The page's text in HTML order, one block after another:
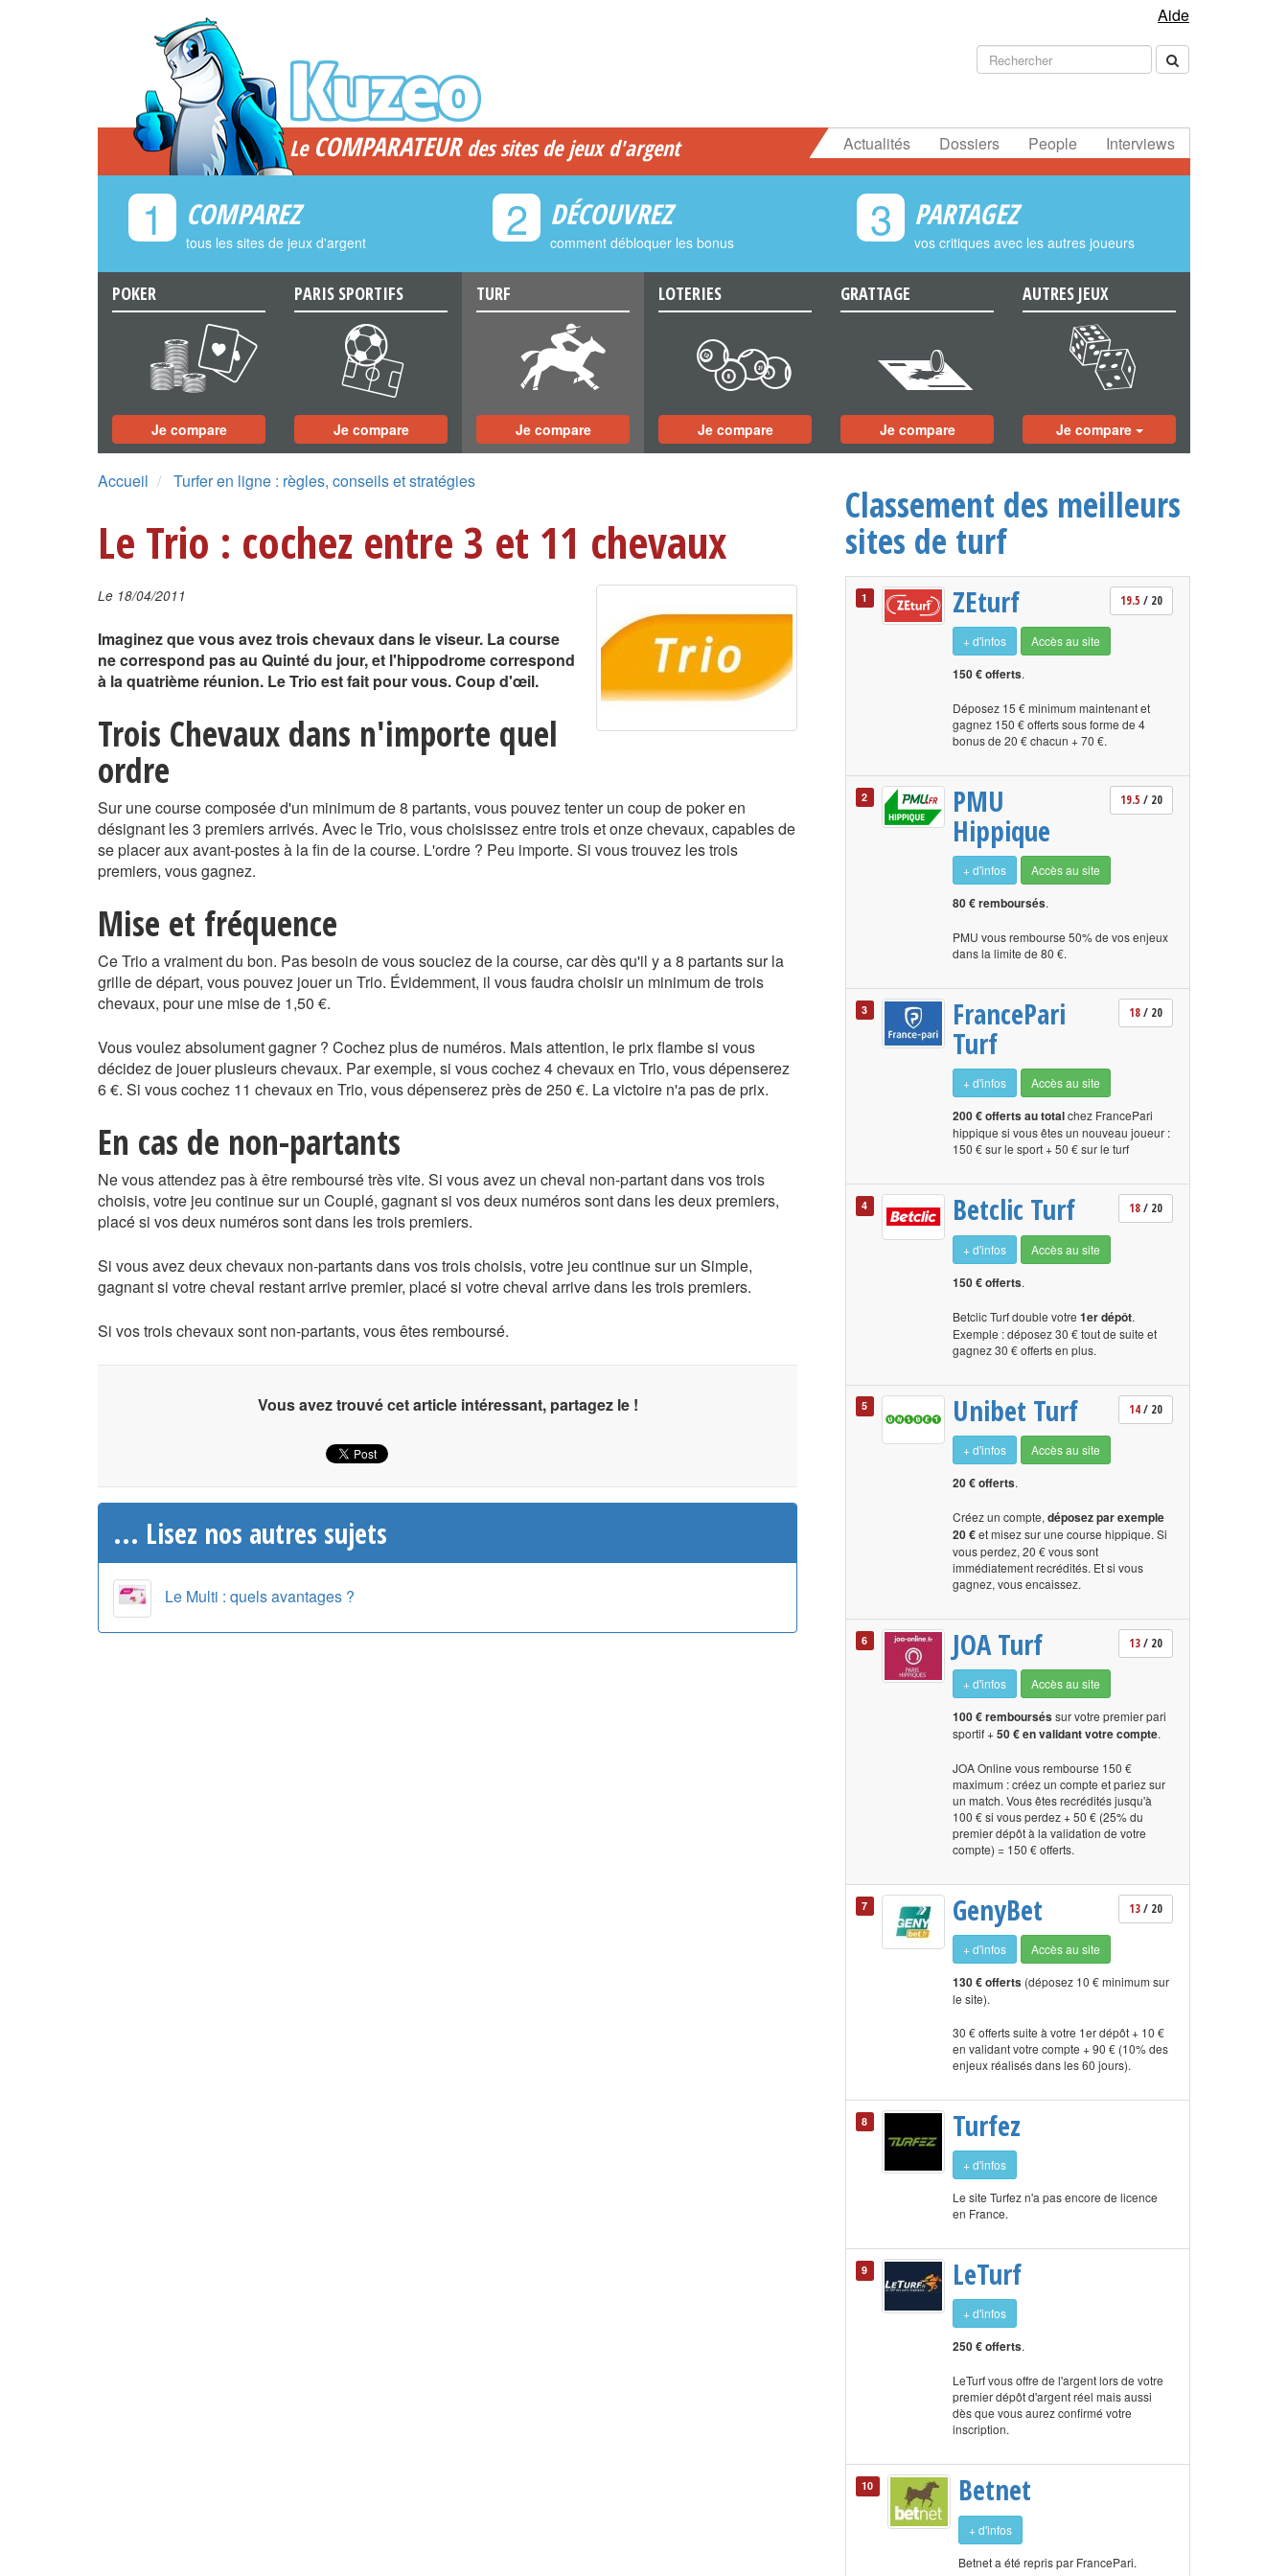
Aide
Le COMPARATEURdes sites de jeux d'argent Actualités Dossiers People Interviews
1 COMPAREZ
tous les sites de jeux d'argent 2 DÉCOUVREZ
comment débloquer les bonus 3 PARTAGEZ
vos critiques avec les autres joueurs
POKER
a
Je compare
PARIS SPORTIFS
b
Je compare
TURF
d
Je compare
LOTERIES
c
Je compare
GRATTAGE
e
Je compare
AUTRES JEUX
f
Je compare
Accueil Turfer en ligne : règles, conseils et stratégies
Le Trio : cochez entre 3 et 11 chevaux
Le 18/04/2011
Imaginez que vous avez trois chevaux dans le viseur. La course
ne correspond pas au Quinté du jour, et l'hippodrome correspond
à la quatrième réunion. Le Trio est fait pour vous. Coup d'œil.
Trois Chevaux dans n'importe quel
ordre
Sur une course composée d'un minimum de 8 partants, vous pouvez tenter un coup de poker en
désignant les 3 premiers arrivés. Avec le Trio, vous choisissez entre trois et onze chevaux, capables de
se placer aux avant-postes à la fin de la course. L'ordre ? Peu importe. Si vous trouvez les trois
premiers, vous gagnez.
Mise et fréquence
Ce Trio a vraiment du bon. Pas besoin de vous souciez de la course, car dès qu'il y a 8 partants sur la
grille de départ, vous pouvez jouer un Trio. Évidemment, il vous faudra choisir un minimum de trois
chevaux, pour une mise de 1,50 €.
Vous voulez absolument gagner ? Cochez plus de numéros. Mais attention, le prix flambe si vous
décidez de jouer plusieurs chevaux. Par exemple, si vous cochez 4 chevaux en Trio, vous dépenserez
6 €. Si vous cochez 11 chevaux en Trio, vous dépenserez près de 250 €. La victoire n'a pas de prix.
En cas de non-partants
Ne vous attendez pas à être remboursé très vite. Si vous avez un cheval non-partant dans vos trois
choisis, votre jeu continue sur un Couplé, gagnant si vos deux numéros sont dans les deux premiers,
placé si vos deux numéros sont dans les trois premiers.
Si vous avez deux chevaux non-partants dans vos trois choisis, votre jeu continue sur un Simple,
gagnant si votre cheval restant arrive premier, placé si votre cheval arrive dans les trois premiers.
Si vos trois chevaux sont non-partants, vous êtes remboursé.
Vous avez trouvé cet article intéressant, partagez le !
... Lisez nos autres sujets
Le Multi : quels avantages ?
Classement des meilleurs
sites de turf
1 ZEturf 19.5 / 20
+ d'infos Accès au site
150 € offerts.
Déposez 15 € minimum maintenant et
gagnez 150 € offerts sous forme de 4
bonus de 20 € chacun + 70 €.
2 PMU
Hippique
19.5 / 20
+ d'infos Accès au site
80 € remboursés.
PMU vous rembourse 50% de vos enjeux
dans la limite de 80 €.
3 FrancePari
Turf
18/ 20
+ d'infos Accès au site
200 € offerts au totalchez FrancePari
hippique si vous êtes un nouveau joueur :
150 € sur le sport + 50 € sur le turf
4 Betclic Turf 18/ 20
+ d'infos Accès au site
150 € offerts.
Betclic Turf double votre 1er dépôt.
Exemple : déposez 30 € tout de suite et
gagnez 30 € offerts en plus.
5 Unibet Turf 14/ 20
+ d'infos Accès au site
20 € offerts.
Créez un compte, déposez par exemple
20 €et misez sur une course hippique. Si
vous perdez, 20 € vous sont
immédiatement recrédités. Et si vous
gagnez, vous encaissez.
6 JOA Turf 13/ 20
+ d'infos Accès au site
100 € rembourséssur votre premier pari
sportif +50 € en validant votre compte.
JOA Online vous rembourse 150 €
maximum : créez un compte et pariez sur
un match. Vous êtes recrédités jusqu'à
100 € si vous perdez + 50 € (25% du
premier dépôt à la validation de votre
compte) = 150 € offerts.
7 GenyBet 13/ 20
+ d'infos Accès au site
130 € offerts(déposez 10 € minimum sur
le site).
30 € offerts suite à votre 1er dépôt + 10 €
en validant votre compte + 90 € (10% des
enjeux réalisés dans les 60 jours).
8 Turfez
+ d'infos
Le site Turfez n'a pas encore de licence
en France.
9 LeTurf
+ d'infos
250 € offerts.
LeTurf vous offre de l'argent lors de votre
premier dépôt d'argent réel mais aussi
dès que vous aurez confirmé votre
inscription.
10 Betnet
+ d'infos
Betnet a été repris par FrancePari.